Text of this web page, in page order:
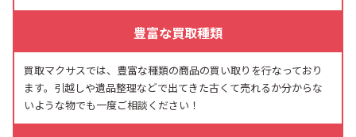
豊富な買取種類
買取マクサスでは、豊富な種類の商品の買い取りを行なっており
ます。引越しや遺品整理などで出てきた古くて売れるか分からな
いような物でも一度ご相談ください！